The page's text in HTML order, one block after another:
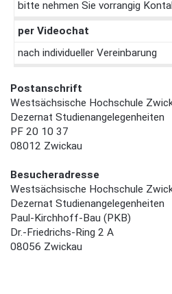
bitte nehmen Sie vorrangig
per Videochat
nach individueller Vereinbarung
Postanschrift
Westsächsische Hochschule
Dezernat Studienangelegenheiten
PF 20 10 37
08012 Zwickau
Besucheradresse
Westsächsische Hochschule
Dezernat Studienangelegenheiten
Paul-Kirchhoff-Bau (PKB)
Dr.-Friedrichs-Ring 2 A
08056 Zwickau